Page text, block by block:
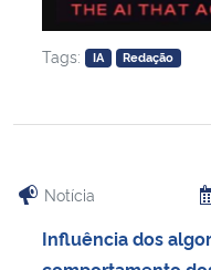
Tags: IA Redação
Notícia
Influência dos